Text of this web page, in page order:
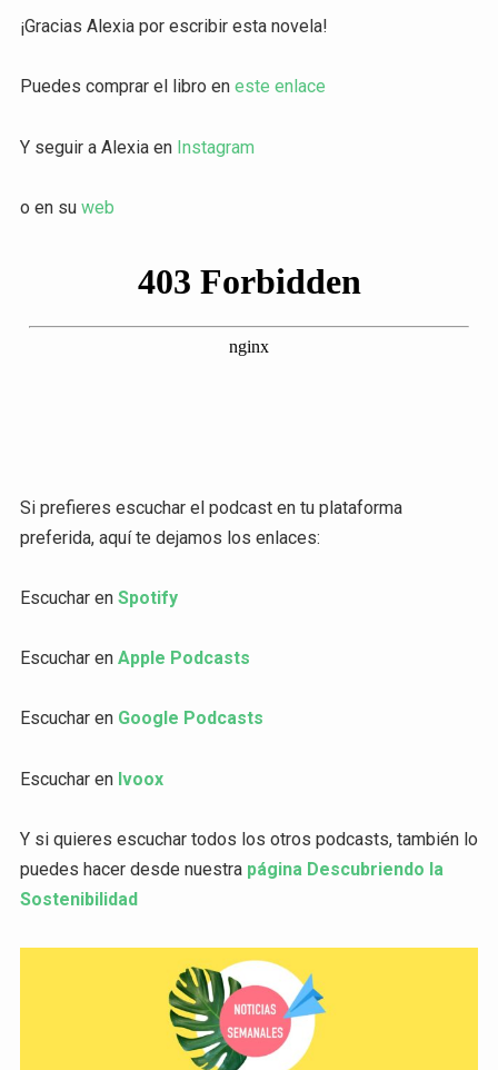
¡Gracias Alexia por escribir esta novela!
Puedes comprar el libro en este enlace
Y seguir a Alexia en Instagram
o en su web
Si prefieres escuchar el podcast en tu plataforma
preferida, aquí te dejamos los enlaces:
Escuchar enSpotify
Escuchar en Apple Podcasts
Escuchar en Google Podcasts
Escuchar en Ivoox
Y si quieres escuchar todos los otros podcasts, también lo
puedes hacer desde nuestra página Descubriendo la
Sostenibilidad